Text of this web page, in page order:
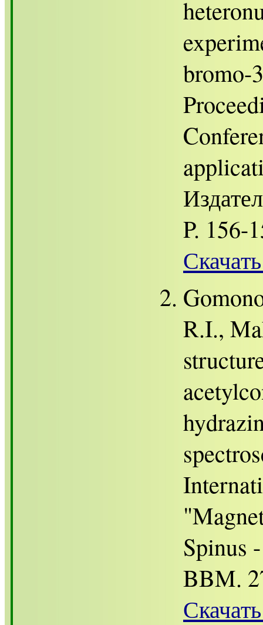
bromo-
P. 156-
R.I.,
Spinus
BBM.